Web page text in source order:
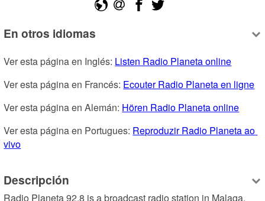
En otros idiomas
Ver esta página en Inglés: Listen Radio Planeta online
Ver esta página en Francés: Ecouter Radio Planeta en ligne
Ver esta página en Alemán: Hören Radio Planeta online
Ver esta página en Portugues: Reproduzir Radio Planeta ao
vivo
Descripción
Radio Planeta 92.8 is a broadcast radio station in Malaga,